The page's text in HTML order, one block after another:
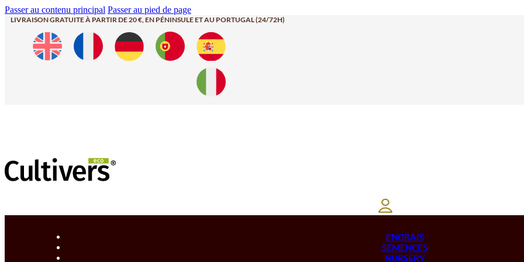
Passer au contenu principal Passer au pied de page
LIVRAISON GRATUITE À PARTIR DE 20 €, EN PÉNINSULE ET AU PORTUGAL (24/72H)
ENGRAIS
SEMENCES
NURSERY